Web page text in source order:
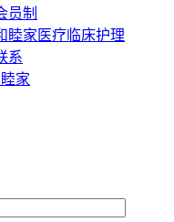
员制
睦家医疗临床护理
系
家